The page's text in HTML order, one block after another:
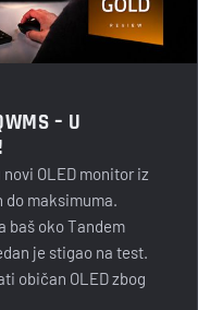
– U
OLED monitor iz
do maksimuma.
baš oko Tandem
je stigao na test.
običan OLED zbog